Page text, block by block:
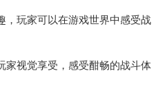
，玩家可以在游戏世界中感受战
家视觉享受，感受酣畅的战斗体